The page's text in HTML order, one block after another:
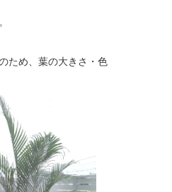
ため、葉の大きさ・色